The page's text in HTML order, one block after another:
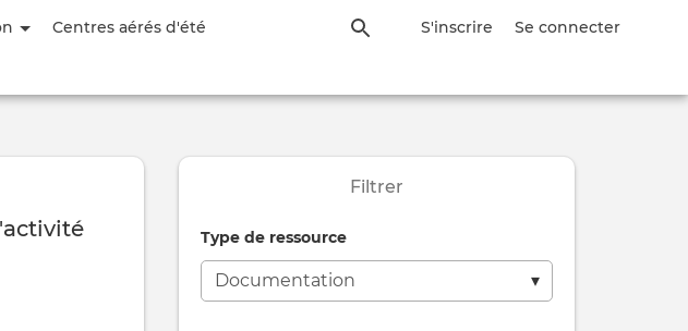
S'inscrire Se connecter
Centres aérés d'été
Filtrer
Type de ressource